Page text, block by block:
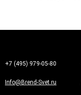
+7 (495) 979-05-80
Info@Brend-Svet.ru